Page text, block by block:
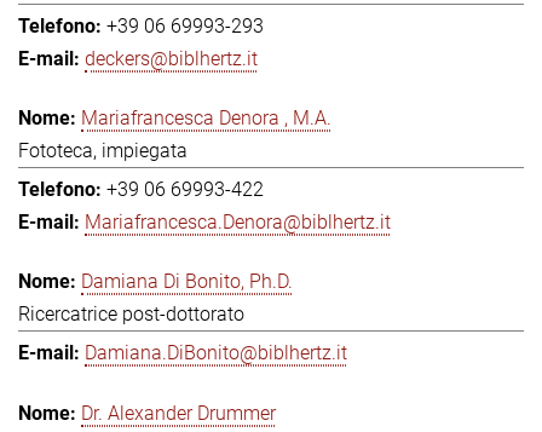
+39 06 69993-293
deckers@biblhertz.it
Mariafrancesca Denora , M.A.
Fototeca, impiegata
+39 06 69993-422
Mariafrancesca.Denora@biblhertz.it
Damiana Di Bonito, Ph.D.
Ricercatrice post-dottorato
Damiana.DiBonito@biblhertz.it
Dr. Alexander Drummer